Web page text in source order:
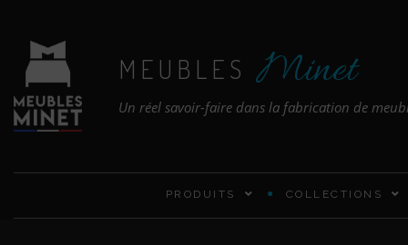
MEUBLES Minet
Un réel savoir-faire dans la fabrication de
PRODUITS COLLECTIONS